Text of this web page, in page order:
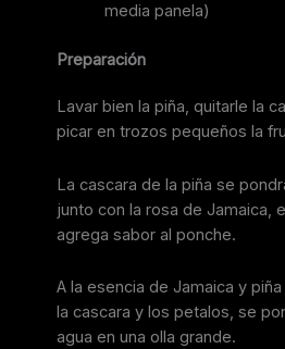
media panela)
Preparación
Lavar bien la piña, quitarle la
picar en trozos pequeños la
La cascara de la piña se
junto con la rosa de Jamaica,
agrega sabor al ponche.
A la esencia de Jamaica y
la cascara y los petalos, se
agua en una olla grande.